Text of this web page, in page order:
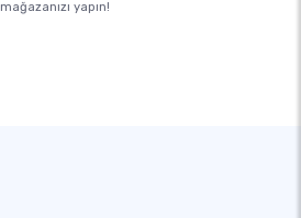
mağazanızı yapın!